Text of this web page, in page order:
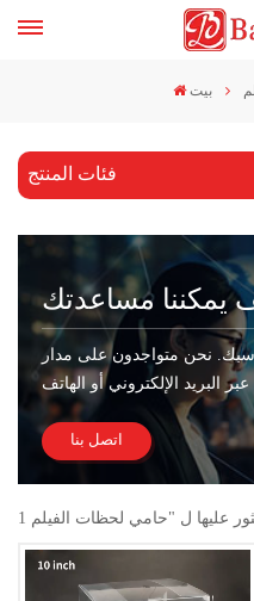
بيت
فئات المنتج
يمكننا مساعدتك
نحن متواجدون على مدار
اتصل بنا